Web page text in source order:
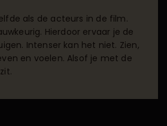
als de acteurs in de film.
Hierdoor ervaar je de
Intenser kan het niet. Zien,
en voelen. Alsof je met de